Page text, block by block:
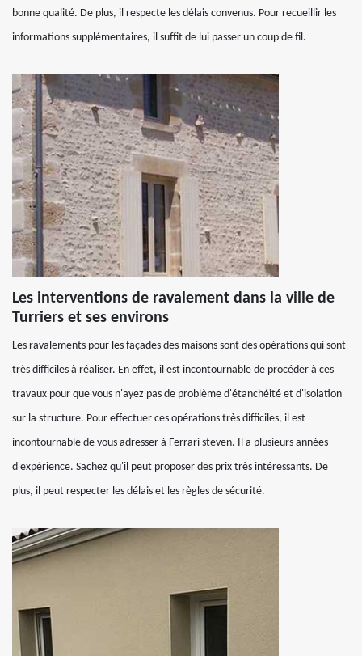
bonne qualité. De plus, il respecte les délais convenus. Pour recueillir les
informations supplémentaires, il suffit de lui passer un coup de fil.
Les interventions de ravalement dans la ville de
Turriers et ses environs
Les ravalements pour les façades des maisons sont des opérations qui sont
très difficiles à réaliser. En effet, il est incontournable de procéder à ces
travaux pour que vous n'ayez pas de problème d'étanchéité et d'isolation
sur la structure. Pour effectuer ces opérations très difficiles, il est
incontournable de vous adresser à Ferrari steven. Il a plusieurs années
d'expérience. Sachez qu'il peut proposer des prix très intéressants. De
plus, il peut respecter les délais et les règles de sécurité.